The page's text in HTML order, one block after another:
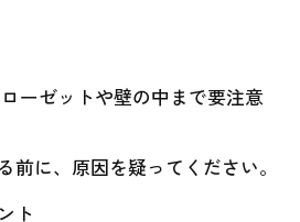
ーゼットや壁の中まで要注意
前に、原因を疑ってください。
ト